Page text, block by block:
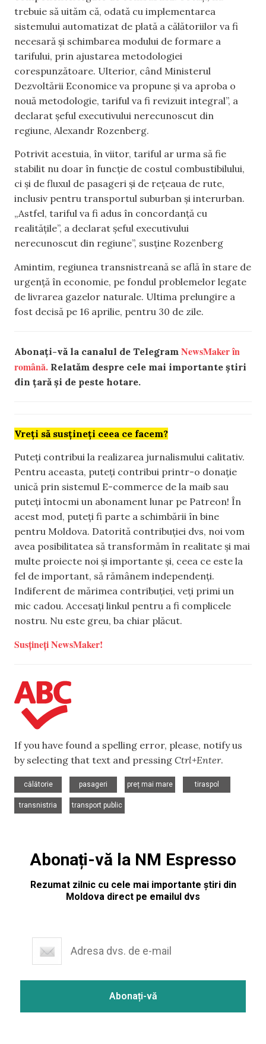
trebuie să uităm că, odată cu implementarea
sistemului automatizat de plată a călătoriilor va fi
necesară și schimbarea modului de formare a
tarifului, prin ajustarea metodologiei
corespunzătoare. Ulterior, când Ministerul
Dezvoltării Economice va propune și va aproba o
nouă metodologie, tariful va fi revizuit integral”, a
declarat șeful executivului nerecunoscut din
regiune, Alexandr Rozenberg.
Potrivit acestuia, în viitor, tariful ar urma să fie
stabilit nu doar în funcție de costul combustibilului,
ci și de fluxul de pasageri și de rețeaua de rute,
inclusiv pentru transportul suburban și interurban.
„Astfel, tariful va fi adus în concordanță cu
realitățile”, a declarat șeful executivului
nerecunoscut din regiune”, susține Rozenberg
Amintim, regiunea transnistreană se află în stare de
urgență în economie, pe fondul problemelor legate
de livrarea gazelor naturale. Ultima prelungire a
fost decisă pe 16 aprilie, pentru 30 de zile.
Abonați-vă la canalul de Telegram NewsMaker în
română. Relatăm despre cele mai importante știri
din țară și de peste hotare.
Vreți să susțineți ceea ce facem?
Puteți contribui la realizarea jurnalismului calitativ.
Pentru aceasta, puteți contribui printr-o donație
unică prin sistemul E-commerce de la maib sau
puteți întocmi un abonament lunar pe Patreon! În
acest mod, puteți fi parte a schimbării în bine
pentru Moldova. Datorită contribuției dvs, noi vom
avea posibilitatea să transformăm în realitate și mai
multe proiecte noi și importante și, ceea ce este la
fel de important, să rămânem independenți.
Indiferent de mărimea contribuției, veți primi un
mic cadou. Accesați linkul pentru a fi complicele
nostru. Nu este greu, ba chiar plăcut.
Susțineți NewsMaker!
If you have found a spelling error, please, notify us
by selecting that text and pressing Ctrl+Enter.
călătorie
pasageri
preț mai mare
tiraspol
transnistria
transport public
Abonați-vă la NM Espresso
Rezumat zilnic cu cele mai importante știri din
Moldova direct pe emailul dvs